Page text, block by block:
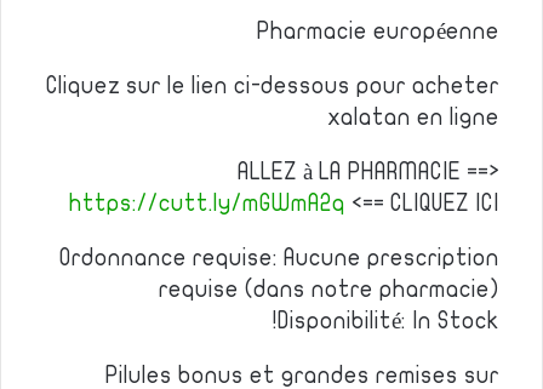
Pharmacie européenne
Cliquez sur le lien ci-dessous pour acheter
xalatan en ligne
ALLEZ à LA PHARMACIE ==>
https://cutt.ly/mGWmA2q <== CLIQUEZ ICI
Ordonnance requise: Aucune prescription
requise (dans notre pharmacie)
Disponibilité: In Stock!
Pilules bonus et grandes remises sur